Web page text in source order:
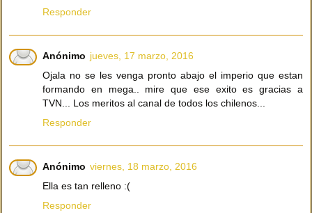
Responder
Anónimo jueves, 17 marzo, 2016
Ojala no se les venga pronto abajo el imperio que estan
formando en mega.. mire que ese exito es gracias a
TVN... Los meritos al canal de todos los chilenos...
Responder
Anónimo viernes, 18 marzo, 2016
Ella es tan relleno :(
Responder